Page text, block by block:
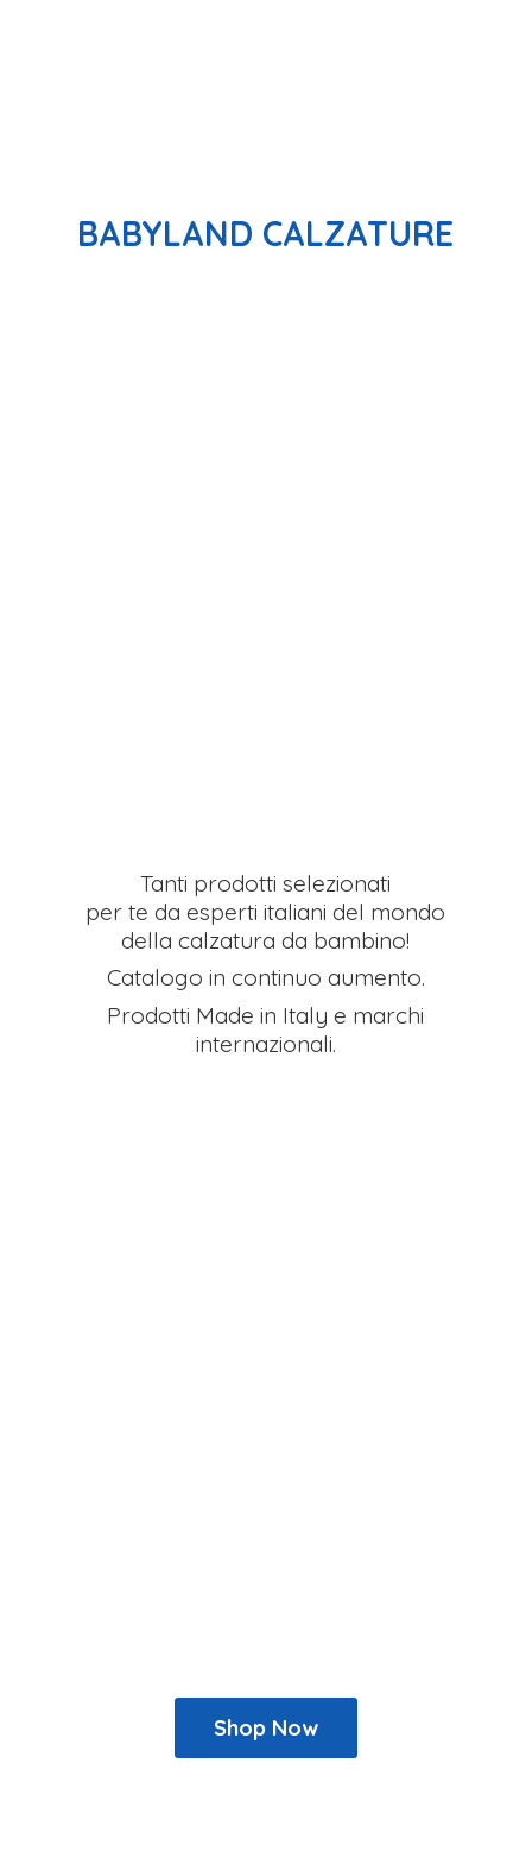
BABYLAND CALZATURE
Tanti prodotti selezionati
per te da esperti italiani del mondo
della calzatura da bambino!
Catalogo in continuo aumento.
Prodotti Made in Italy e marchi
internazionali.
Shop Now